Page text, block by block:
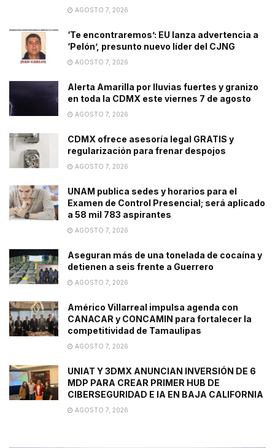
AGOSTO 7, 2026
‘Te encontraremos’: EU lanza advertencia a
‘Pelón’, presunto nuevo líder del CJNG
AGOSTO 7, 2026
Alerta Amarilla por lluvias fuertes y granizo
en toda la CDMX este viernes 7 de agosto
AGOSTO 7, 2026
CDMX ofrece asesoría legal GRATIS y
regularización para frenar despojos
AGOSTO 7, 2026
UNAM publica sedes y horarios para el
Examen de Control Presencial; será aplicado
a 58 mil 783 aspirantes
AGOSTO 7, 2026
Aseguran más de una tonelada de cocaína y
detienen a seis frente a Guerrero
AGOSTO 7, 2026
Américo Villarreal impulsa agenda con
CANACAR y CONCAMIN para fortalecer la
competitividad de Tamaulipas
AGOSTO 7, 2026
UNIAT Y 3DMX ANUNCIAN INVERSIÓN DE 6
MDP PARA CREAR PRIMER HUB DE
CIBERSEGURIDAD E IA EN BAJA CALIFORNIA
AGOSTO 7, 2026